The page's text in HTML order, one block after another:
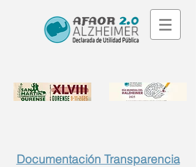
Documentación Transparencia